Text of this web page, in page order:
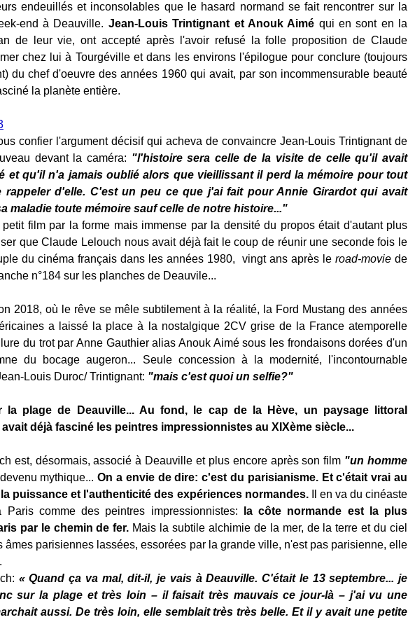
endeuillés et inconsolables que le hasard normand se fait rencontrer sur la
end à Deauville. Jean-Louis Trintignant et Anouk Aimé qui en sont en la
de leur vie, ont accepté après l'avoir refusé la folle proposition de Claude
chez lui à Tourgéville et dans les environs l'épilogue pour conclure (toujours
du chef d'oeuvre des années 1960 qui avait, par son incommensurable beauté
la planète entière.
confier l'argument décisif qui acheva de convaincre Jean-Louis Trintignant de
devant la caméra: "l'histoire sera celle de la visite de celle qu'il avait
et qu'il n'a jamais oublié alors que vieillissant il perd la mémoire pour tout
rappeler d'elle. C'est un peu ce que j'ai fait pour Annie Girardot qui avait
maladie toute mémoire sauf celle de notre histoire..."
film par la forme mais immense par la densité du propos était d'autant plus
que Claude Lelouch nous avait déjà fait le coup de réunir une seconde fois le
du cinéma français dans les années 1980, vingt ans après le road-movie de
n°184 sur les planches de Deauvile...
2018, où le rêve se mêle subtilement à la réalité, la Ford Mustang des années
a laissé la place à la nostalgique 2CV grise de la France atemporelle
du trot par Anne Gauthier alias Anouk Aimé sous les frondaisons dorées d'un
du bocage augeron... Seule concession à la modernité, l'incontournable
Louis Duroc/ Trintignant: "mais c'est quoi un selfie?"
la plage de Deauville... Au fond, le cap de la Hève, un paysage littoral
déjà fasciné les peintres impressionnistes au XIXème siècle...
est, désormais, associé à Deauville et plus encore après son film "un homme
mythique...On a envie de dire: c'est du parisianisme. Et c'était vrai au
puissance et l'authenticité des expériences normandes.Il en va du cinéaste
Paris comme des peintres impressionnistes:
la côte normande est la plus
par le chemin de fer. Mais la subtile alchimie de la mer, de la terre et du ciel
âmes parisiennes lassées, essorées par la grande ville, n'est pas parisienne, elle
« Quand ça va mal, dit-il, je vais à Deauville. C'était le 13 septembre... je
sur la plage et très loin – il faisait très mauvais ce jour-là – j'ai vu une
aussi. De très loin, elle semblait très très belle. Et il y avait une petite